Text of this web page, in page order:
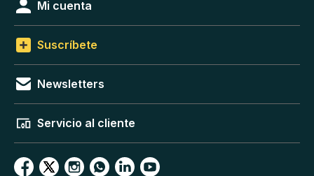
Mi cuenta
Suscríbete
Newsletters
Servicio al cliente